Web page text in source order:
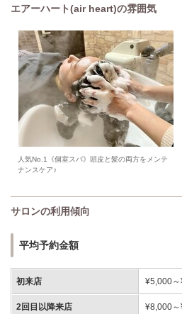
エアーハート(air heart)の雰囲気
人気No.1《個室スパ》頭皮と髪の両方をメンテ
ナンスケア♪
サロンの利用傾向
平均予約金額
初来店 ¥5,000
2回目以降来店 ¥8,000